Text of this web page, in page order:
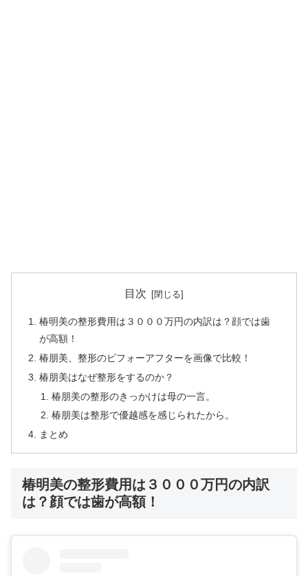
目次
椿明美の整形費用は３０００万円の内訳は？顔では歯
が高額！
椿朋美、整形のビフォーアフターを画像で比較！
椿朋美はなぜ整形をするのか？
椿朋美の整形のきっかけは母の一言。
椿朋美は整形で優越感を感じられたから。
まとめ
椿明美の整形費用は３０００万円の内訳
は？顔では歯が高額！